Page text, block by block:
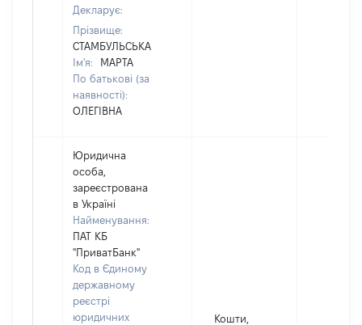
Декларує:
Прізвище:
СТАМБУЛЬСЬКА
Ім'я:
МАРТА
По батькові (за
наявності):
ОЛЕГІВНА
Юридична
особа,
зареєстрована
в Україні
Найменування:
ПАТ КБ
"ПриватБанк"
Код в Єдиному
державному
реєстрі
юридичних
Кошти,